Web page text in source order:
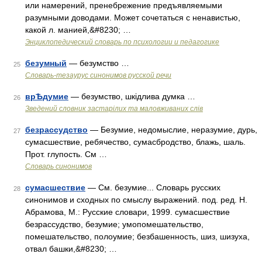
или намерений, пренебрежение предъявляемыми
разумными доводами. Может сочетаться с ненавистью,
какой л. манией,&#8230; …
Энциклопедический словарь по психологии и педагогике
25 безумный — безумство …
Словарь-тезаурус синонимов русской речи
26 врѢдумие — безумство, шкідлива думка …
Зведений словник застарілих та маловживаних слів
27 безрассудство — Безумие, недомыслие, неразумие, дурь,
сумасшествие, ребячество, сумасбродство, блажь, шаль.
Прот. глупость. См …
Словарь синонимов
28 сумасшествие — См. безумие... Словарь русских
синонимов и сходных по смыслу выражений. под. ред. Н.
Абрамова, М.: Русские словари, 1999. сумасшествие
безрассудство, безумие; умопомешательство,
помешательство, полоумие; безбашенность, шиз, шизуха,
отвал башки,&#8230; …